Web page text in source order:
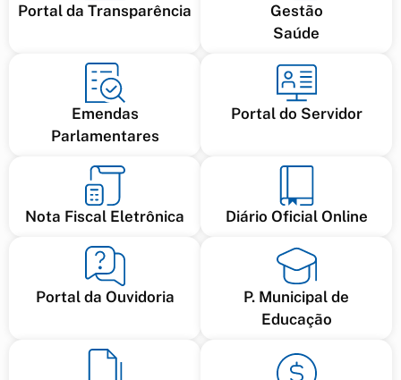
Portal da Transparência
Gestão
Saúde
Emendas
Parlamentares
Portal do Servidor
Nota Fiscal Eletrônica Diário Oficial Online
Portal da Ouvidoria
P. Municipal de
Educação